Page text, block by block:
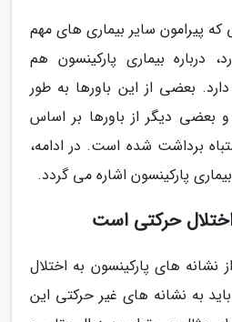
پیرامون سایر بیماری های مهم
درباره بیماری پارکینسون هم
بعضی از این باورها به طور
بعضی دیگر از باورها بر اساس
برداشت شده است. در ادامه،
بیماری پارکینسون اشاره می گردد.
حرکتی است
های پارکینسون به اختلال
به نشانه های غیر حرکتی این